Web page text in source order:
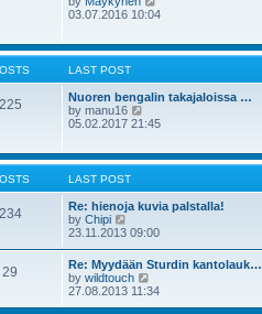
o
s
e
t
p
s
t
h
e
a
t
e
s
t
p
o
t
i
t
l
a
t
e
t
t
03.07.2016 10:04
LAST POST
225
Nuoren bengalin takajaloissa …
by manu16
i
t
l
a
t
e
s
t
p
o
s
05.02.2017 21:45
LAST POST
234
Re: hienoja kuvia palstalla!
by Chipi
w
t
h
e
l
23.11.2013 09:00
29
Re: Myydään Sturdin kantolauk…
by wildtouch
i
27.08.2013 11:34